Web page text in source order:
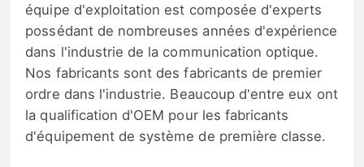
équipe d'exploitation est composée d'experts
possédant de nombreuses années d'expérience
dans l'industrie de la communication optique.
Nos fabricants sont des fabricants de premier
ordre dans l'industrie. Beaucoup d'entre eux ont
la qualification d'OEM pour les fabricants
d'équipement de système de première classe.